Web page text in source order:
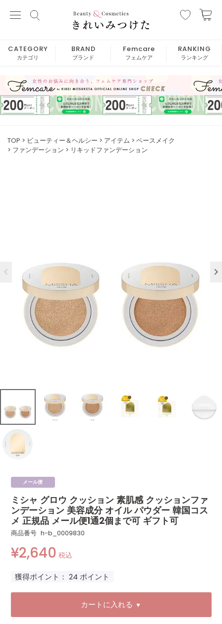
CATEGORY
カテゴリ
BRAND
ブランド
Femcare
フェムケア
RANKING
ランキング
TOP ビューティー＆ヘルシー アイテム
ベースメイク
ファンデーション
リキッドファンデーション
メール便
ミシャ グロウ クッション 素肌感 クッションファ
ンデーション 美容成分 オイル パウダー 韓国コス
メ 正規品 メール便1通2個まで可 ギフト可
商品番号 h-b_0009830
¥2,640 税込
獲得ポイント： 24 ポイント
カートに入れる ▼